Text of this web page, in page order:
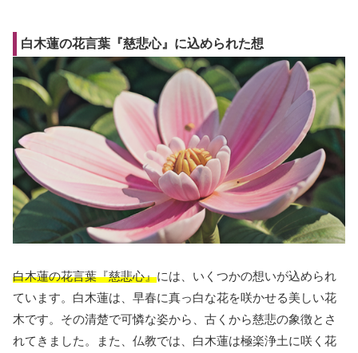
白木蓮の花言葉『慈悲心』に込められた想
白木蓮の花言葉『慈悲心』には、いくつかの想いが込められ
ています。白木蓮は、早春に真っ白な花を咲かせる美しい花
木です。その清楚で可憐な姿から、古くから慈悲の象徴とさ
れてきました。また、仏教では、白木蓮は極楽浄土に咲く花